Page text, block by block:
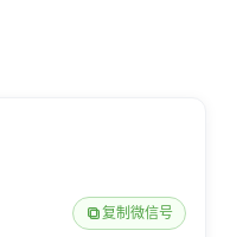
复制微信号